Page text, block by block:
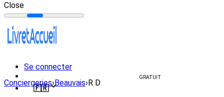
Close
Se connecter
GRATUIT
🇫🇷
Conciergeries›Beauvais› R D